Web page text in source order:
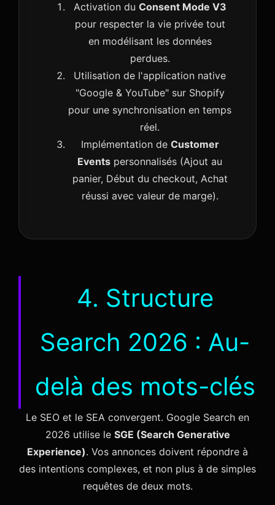
Activation du Consent Mode V3
pour respecter la vie privée tout
en modélisant les données
perdues.
Utilisation de l'application native
"Google & YouTube" sur Shopify
pour une synchronisation en temps
réel.
Implémentation de Customer
Events personnalisés (Ajout au
panier, Début du checkout, Achat
réussi avec valeur de marge).
4. Structure
Search 2026 : Au-
delà des mots-clés
Le SEO et le SEA convergent. Google Search en
2026 utilise le SGE (Search Generative
Experience). Vos annonces doivent répondre à
des intentions complexes, et non plus à de simples
requêtes de deux mots.